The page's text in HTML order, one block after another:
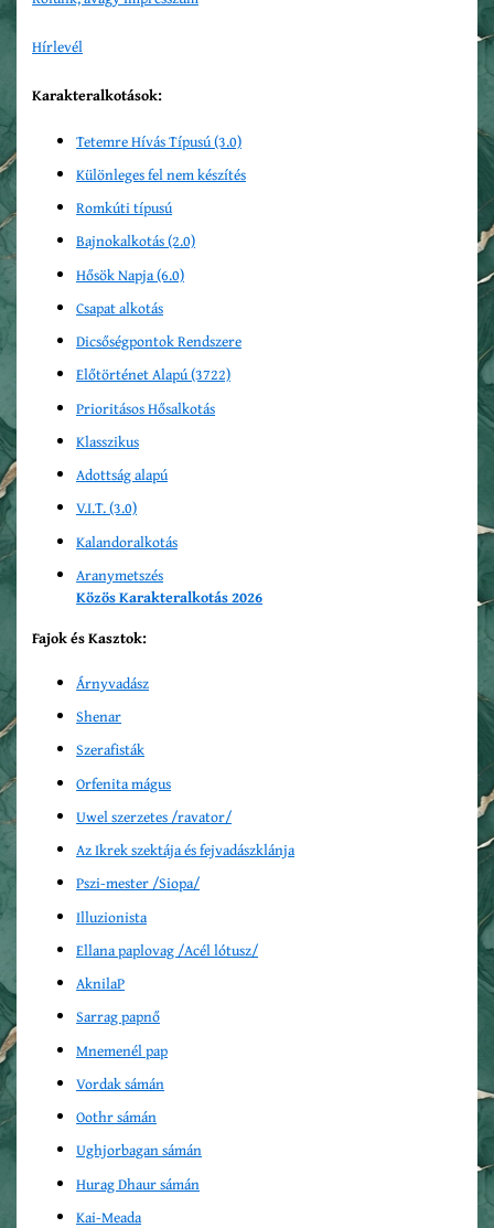
Hírlevél
Karakteralkotások:
Tetemre Hívás Típusú (3.0)
Különleges fel nem készítés
Romkúti típusú
Bajnokalkotás (2.0)
Hősök Napja (6.0)
Csapat alkotás
Dicsőségpontok Rendszere
Előtörténet Alapú (3722)
Prioritásos Hősalkotás
Klasszikus
Adottság alapú
V.I.T. (3.0)
Kalandoralkotás
Aranymetszés
Közös Karakteralkotás 2026
Fajok és Kasztok:
Árnyvadász
Shenar
Szerafisták
Orfenita mágus
Uwel szerzetes /ravator/
Az Ikrek szektája és fejvadászklánja
Pszi-mester /Siopa/
Illuzionista
Ellana paplovag /Acél lótusz/
AknilaP
Sarrag papnő
Mnemenél pap
Vordak sámán
Oothr sámán
Ughjorbagan sámán
Hurag Dhaur sámán
Kai-Meada